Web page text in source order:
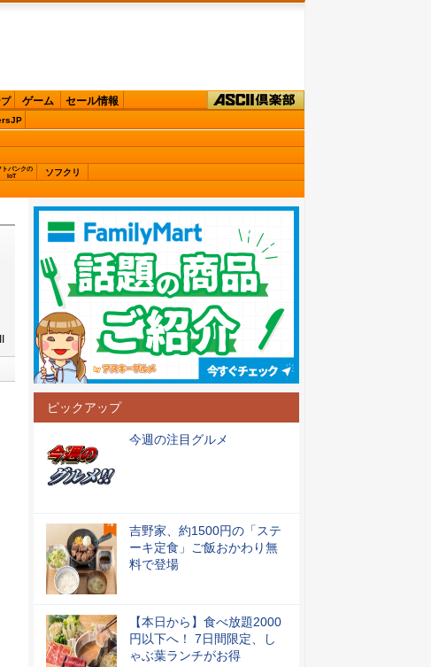
ゲーム セール情報
トバンクの
IoT
ソフクリ
ピックアップ
今週の注目グルメ
吉野家、約1500円の「ステ
ーキ定食」ご飯おかわり無
料で登場
【本日から】食べ放題2000
円以下へ！ 7日間限定、し
ゃぶ葉ランチがお得